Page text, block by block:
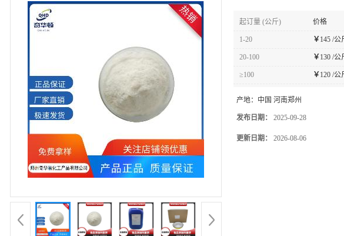
起订量 (公斤) 价格
1-20 ￥ 145 /公
20-100 ￥ 130 /公
≥100 ￥ 120 /公
产地： 中国 河南郑州
发布日期： 2025-09-28
更新日期： 2026-08-06